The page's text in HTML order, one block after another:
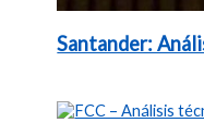
Santander: